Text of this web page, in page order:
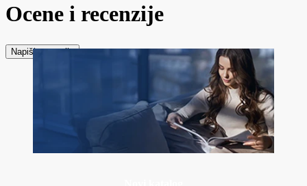
Ocene i recenzije
Napiši recenziju